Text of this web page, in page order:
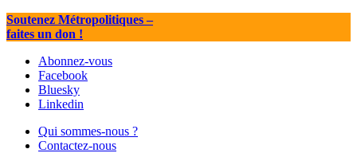
Soutenez Métropolitiques–
faites un don !
Abonnez-vous
Facebook
Bluesky
Linkedin
Qui sommes-nous ?
Contactez-nous